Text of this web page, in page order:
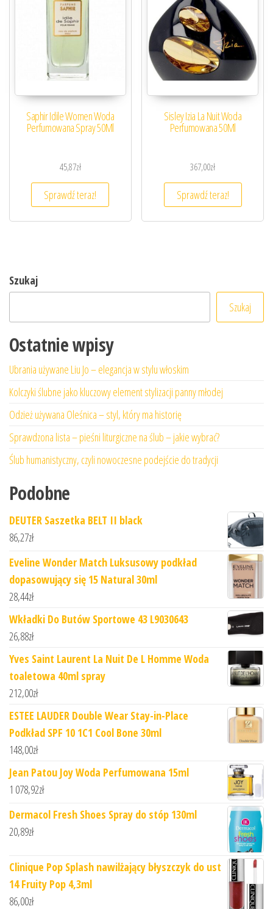
Saphir Idile Women Woda
Perfumowana Spray 50Ml
45,87zł
Sprawdź teraz!
Sisley Izia La Nuit Woda
Perfumowana 50Ml
367,00zł
Sprawdź teraz!
Szukaj
Szukaj
Ostatnie wpisy
Ubrania używane Liu Jo – elegancja w stylu włoskim
Kolczyki ślubne jako kluczowy element stylizacji panny młodej
Odzież używana Oleśnica – styl, który ma historię
Sprawdzona lista – pieśni liturgiczne na ślub – jakie wybrać?
Ślub humanistyczny, czyli nowoczesne podejście do tradycji
Podobne
DEUTER Saszetka BELT II black
86,27zł
Eveline Wonder Match Luksusowy podkład
dopasowujący się 15 Natural 30ml
28,44zł
Wkładki Do Butów Sportowe 43 L9030643
26,88zł
Yves Saint Laurent La Nuit De L Homme Woda
toaletowa 40ml spray
212,00zł
ESTEE LAUDER Double Wear Stay-in-Place
Podkład SPF 10 1C1 Cool Bone 30ml
148,00zł
Jean Patou Joy Woda Perfumowana 15ml
1 078,92zł
Dermacol Fresh Shoes Spray do stóp 130ml
20,89zł
Clinique Pop Splash nawilżający błyszczyk do ust
14 Fruity Pop 4,3ml
86,00zł